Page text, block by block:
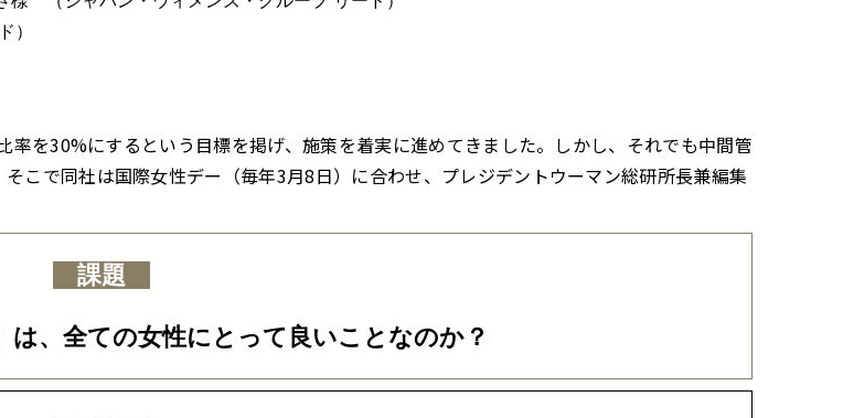
）
を30%にするという目標を掲げ、施策を着実に進めてきました。しかし、それでも中間管
こで同社は国際女性デー（毎年3月8日）に合わせ、プレジデントウーマン総研所長兼編集
課題
は、全ての女性にとって良いことなのか？